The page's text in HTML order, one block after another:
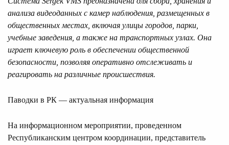
анализа видеоданных с камер наблюдения, размещенных в
общественных местах, включая улицы городов, парки,
учебные заведения, а также на транспортных узлах. Она
играет ключевую роль в обеспечении общественной
безопасности, позволяя оперативно отслеживать и
реагировать на различные происшествия.
Паводки в РК — актуальная информация
На информационном мероприятии, проведенном
Республиканским центром координации, представитель